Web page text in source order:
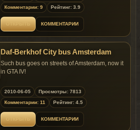
Комментарии: 9
Рейтинг: 3.9
ОТКРЫТЬ КОММЕНТАРИИ
Daf-Berkhof City bus Amsterdam
Such bus goes on streets of Amsterdam, now it
in GTA IV!
Features of model:
Factory wheels Are put;
The Bus from apart looks the same as
and close;
Backing fires Work, work and
2010-06-05
Просмотры: 7813
Комментарии: 11
Рейтинг: 4.5
ОТКРЫТЬ КОММЕНТАРИИ